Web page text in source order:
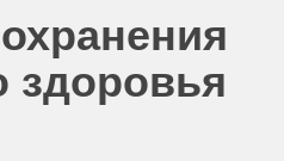
здоровья